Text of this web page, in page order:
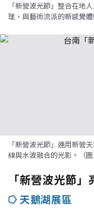
「新營波光節」整合在地
理，與藝術流派的新感覺
「新營波光節」運用新營
線與水波融合的光影。（圖
「新營波光節
⭔ 天鵝湖展區